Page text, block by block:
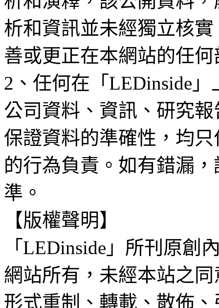
析和資訊並未經獨立核
善或更正在本網站的任
2、任何在「LEDinside
公司資料、資訊、研究
保證資料的準確性，均
的行為負責。如有錯漏
準。
【版權聲明】
「LEDinside」所刊原創
網站所有，未經本站之
形式重制、轉載、散佈